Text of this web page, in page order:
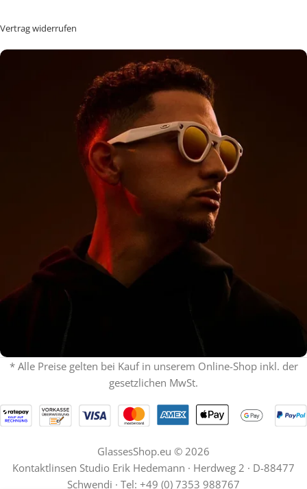
Vertrag widerrufen
% ON SALE %
Oakley mit Sehstärke
SPECIAL OFFER
Jetzt shoppen
* Alle Preise gelten bei Kauf in unserem Online-Shop inkl. der
gesetzlichen MwSt.
GlassesShop.eu © 2026
Kontaktlinsen Studio Erik Hedemann · Herdweg 2 · D-88477
Schwendi · Tel: +49 (0) 7353 988767